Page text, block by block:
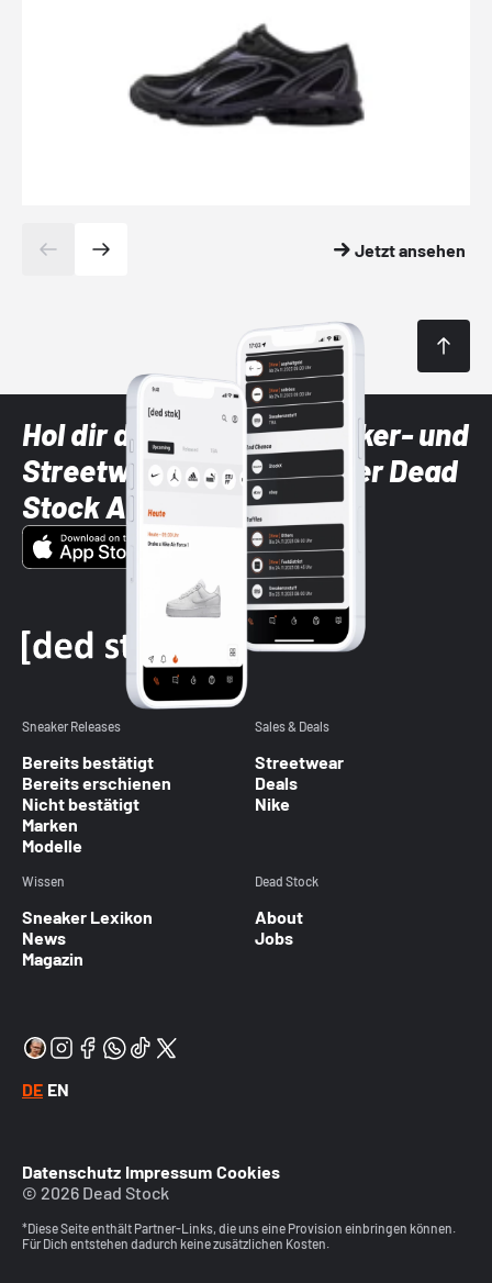
Jetzt ansehen
Hol dir die neuesten Sneaker- und
Streetwear-Brands mit der Dead
Stock App
Sneaker Releases
Bereits bestätigt
Bereits erschienen
Nicht bestätigt
Marken
Modelle
Sales & Deals
Streetwear
Deals
Nike
Wissen
Sneaker Lexikon
News
Magazin
Dead Stock
About
Jobs
DE EN
Datenschutz Impressum Cookies
© 2026 Dead Stock
*Diese Seite enthält Partner-Links, die uns eine Provision einbringen können.
Für Dich entstehen dadurch keine zusätzlichen Kosten.